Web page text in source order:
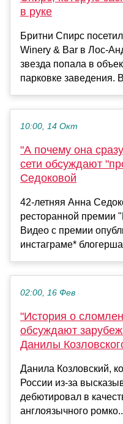
в руке
Бритни Спирс
Winery & Bar в Лос-
звезда попала в
парковке заведения.
10:00, 14 Окт
"А почему она
сети обсуждают
Седоковой
42-летняя Анна
ресторанной премии
Видео с премии
инстаграме*
02:00, 16 Фев
"История о
обсуждают
Данилы
Данила Козловский,
России из-за
дебютировал в
англоязычного